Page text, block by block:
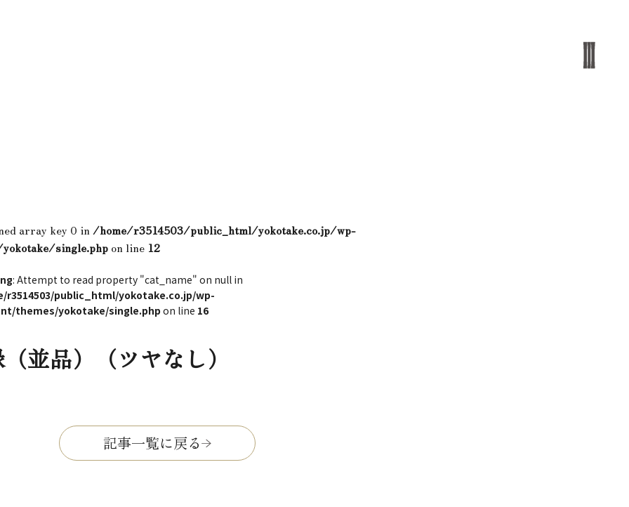
array key 0 in/home/r3514503/public_html/yokotake.co.jp/wp-
single.php on line 12
: Attempt to read property "cat_name" on null in
r3514503/public_html/yokotake.co.jp/wp-
themes/yokotake/single.php on line 16
並品）（ツヤなし）
記事一覧に戻る